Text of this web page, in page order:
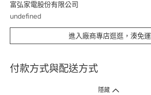
富弘家電股份有限公司
undefined
進入廠商專店逛逛，湊免運
付款方式與配送方式
隱藏